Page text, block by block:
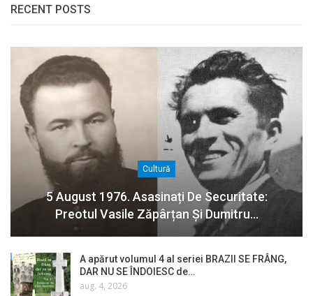
RECENT POSTS
Cultură
5 August 1976. Asasinați De Securitate:
Preotul Vasile Zăpârțan Și Dumitru…
A apărut volumul 4 al seriei BRAZII SE FRÂNG,
DAR NU SE ÎNDOIESC de…
aug. 4, 2026